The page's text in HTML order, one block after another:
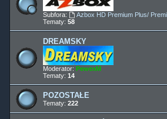
Subfora: Azbox HD Premium Plus/
Tematy: 58
DREAMSKY
Moderator: PewexM
Tematy: 14
POZOSTAŁE
Tematy: 222